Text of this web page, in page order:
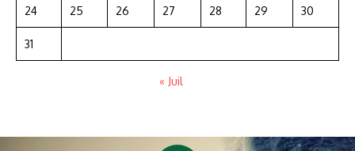
24 25 26 27 28 29 30
31
« Juil